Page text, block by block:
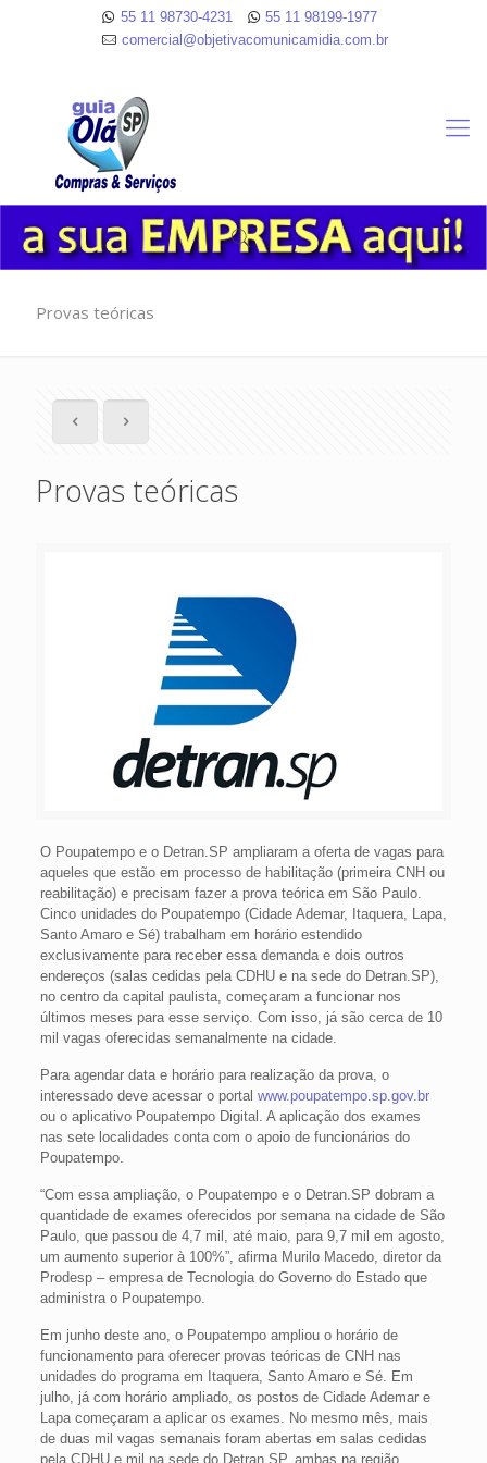
55 11 98730-4231
55 11 98199-1977
comercial@objetivacomunicamidia.com.br
Provas teóricas
Provas teóricas
O Poupatempo e o Detran.SP ampliaram a oferta de vagas para
aqueles que estão em processo de habilitação (primeira CNH ou
reabilitação) e precisam fazer a prova teórica em São Paulo.
Cinco unidades do Poupatempo (Cidade Ademar, Itaquera, Lapa,
Santo Amaro e Sé) trabalham em horário estendido
exclusivamente para receber essa demanda e dois outros
endereços (salas cedidas pela CDHU e na sede do Detran.SP),
no centro da capital paulista, começaram a funcionar nos
últimos meses para esse serviço. Com isso, já são cerca de 10
mil vagas oferecidas semanalmente na cidade.
Para agendar data e horário para realização da prova, o
interessado deve acessar o portal www.poupatempo.sp.gov.br
ou o aplicativo Poupatempo Digital. A aplicação dos exames
nas sete localidades conta com o apoio de funcionários do
Poupatempo.
“Com essa ampliação, o Poupatempo e o Detran.SP dobram a
quantidade de exames oferecidos por semana na cidade de São
Paulo, que passou de 4,7 mil, até maio, para 9,7 mil em agosto,
um aumento superior à 100%”, afirma Murilo Macedo, diretor da
Prodesp – empresa de Tecnologia do Governo do Estado que
administra o Poupatempo.
Em junho deste ano, o Poupatempo ampliou o horário de
funcionamento para oferecer provas teóricas de CNH nas
unidades do programa em Itaquera, Santo Amaro e Sé. Em
julho, já com horário ampliado, os postos de Cidade Ademar e
Lapa começaram a aplicar os exames. No mesmo mês, mais
de duas mil vagas semanais foram abertas em salas cedidas
pela CDHU e mil na sede do Detran.SP, ambas na região